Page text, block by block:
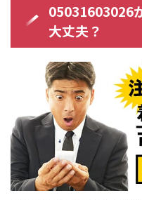
05031603026
大丈夫？